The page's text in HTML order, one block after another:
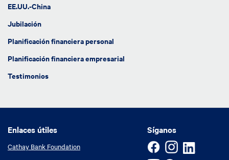
EE.UU.-China
Jubilación
Planificación financiera personal
Planificación financiera empresarial
Testimonios
Síganos
Enlaces útiles
Enlaces útiles
Cathay Bank Foundation